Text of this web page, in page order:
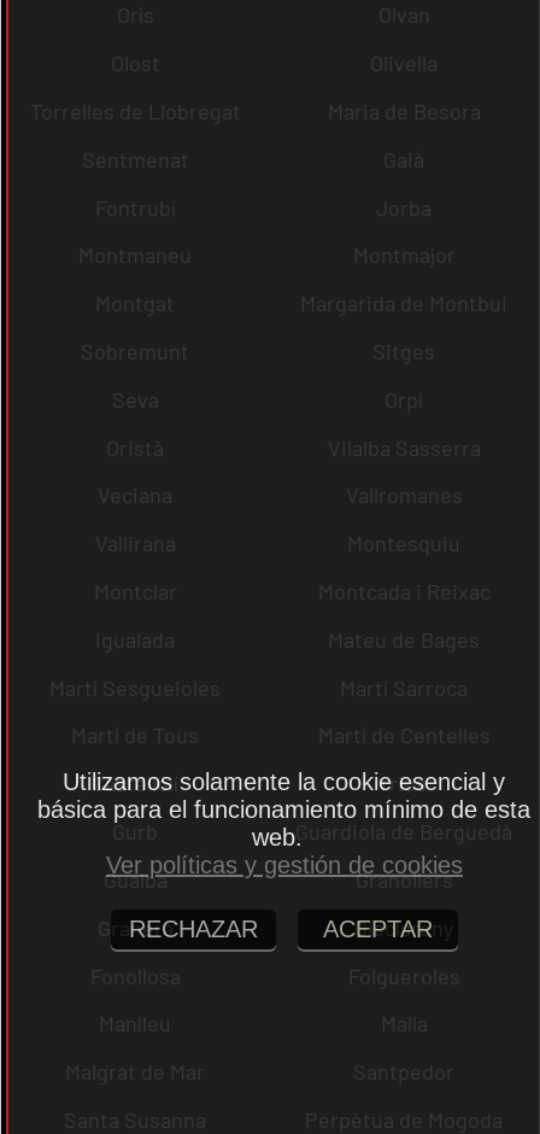
Orís
Olvan
Olost
Olivella
Torrelles de Llobregat
Maria de Besora
Sentmenat
Gaià
Fontrubí
Jorba
Montmaneu
Montmajor
Montgat
Margarida de Montbui
Sobremunt
Sitges
Seva
Orpí
Oristà
Vilalba Sasserra
Veciana
Vallromanes
Vallirana
Montesquiu
Montclar
Montcada i Reixac
Igualada
Mateu de Bages
Martí Sesgueioles
Martí Sarroca
Martí de Tous
Martí de Centelles
Castellolí
rrius
Gurb
Guardiola de Berguedà
Gualba
Granollers
Granera
Gisclareny
Fonollosa
Folgueroles
Manlleu
Malla
Malgrat de Mar
Santpedor
Santa Susanna
Perpètua de Mogoda
Utilizamos solamente la cookie esencial y
básica para el funcionamiento mínimo de esta
web.
Ver políticas y gestión de cookies
RECHAZAR ACEPTAR